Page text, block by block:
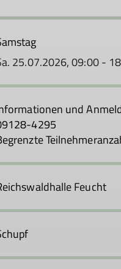
25.07.2026, 09:00 -
und
4295
Feucht